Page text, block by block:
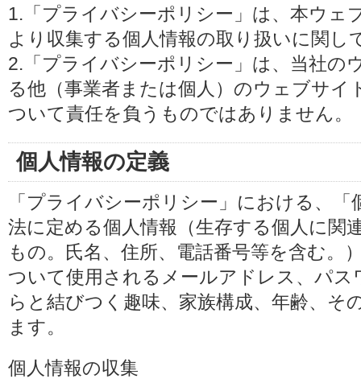
1.「プライバシーポリシー」は、本ウェ
より収集する個人情報の取り扱いに関し
2.「プライバシーポリシー」は、当社の
る他（事業者または個人）のウェブサイ
ついて責任を負うものではありません。
個人情報の定義
「プライバシーポリシー」における、
法に定める個人情報（生存する個人に関
もの。氏名、住所、電話番号等を含む。
ついて使用されるメールアドレス、パ
らと結びつく趣味、家族構成、年齢、そ
ます。
個人情報の収集